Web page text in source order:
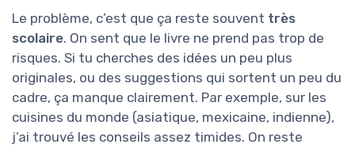
Le problème, c’est que ça reste souvent très
scolaire. On sent que le livre ne prend pas trop de
risques. Si tu cherches des idées un peu plus
originales, ou des suggestions qui sortent un peu du
cadre, ça manque clairement. Par exemple, sur les
cuisines du monde (asiatique, mexicaine, indienne),
j’ai trouvé les conseils assez timides. On reste